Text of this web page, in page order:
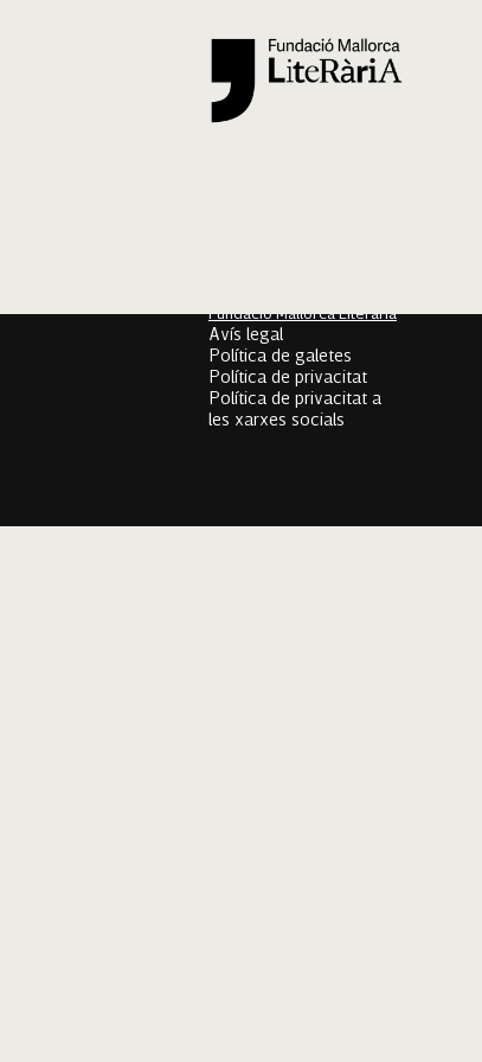
Fundació Mallorca Literària
Avís legal
Política de galetes
Política de privacitat
Política de privacitat a
les xarxes socials